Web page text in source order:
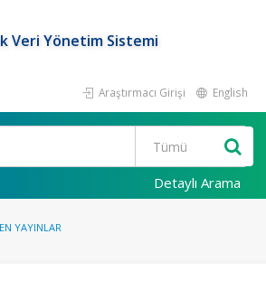
Veri Yönetim Sistemi
Araştırmacı Girişi English
Detaylı Arama
YAYINLAR